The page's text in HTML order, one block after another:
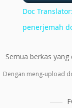
Doc
penerjemah
Semua berkas
Dengan meng-upload